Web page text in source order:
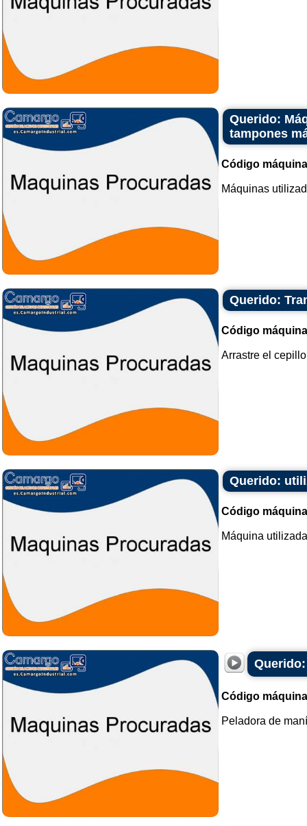
Querido:
tampones
Código
Máquinas
Querido:
Código
Arrastre el
Querido:
Código
Máquina
Código
Peladora de